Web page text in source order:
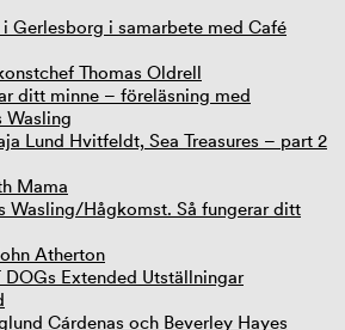
Gerlesborg i samarbete med Café
Thomas Oldrell
ditt minne – föreläsning med
Wasling
Lund Hvitfeldt, Sea Treasures – part 2
Mama
Wasling/Hågkomst. Så fungerar ditt
Atherton
DOGs Extended Utställningar
Cárdenas och Beverley Hayes